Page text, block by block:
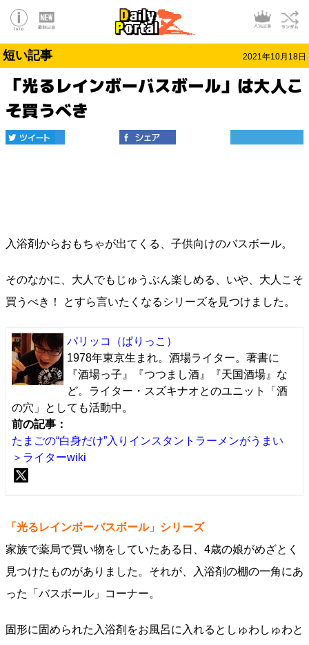
短い記事 2021年10月18日
「光るレインボーバスボール」は大人こ
そ買うべき
入浴剤からおもちゃが出てくる、子供向けのバスボール。
そのなかに、大人でもじゅうぶん楽しめる、いや、大人こそ
買うべき！ とすら言いたくなるシリーズを見つけました。
パリッコ
（ぱりっこ）
1978年東京生まれ。酒場ライター。著書に
『酒場っ子』『つつまし酒』『天国酒場』な
ど。ライター・スズキナオとのユニット「酒
の穴」としても活動中。
前の記事：
たまごの“白身だけ”入りインスタントラーメンがうまい
＞ライターwiki
「光るレインボーバスボール」シリーズ
家族で薬局で買い物をしていたある日、4歳の娘がめざとく
見つけたものがありました。それが、入浴剤の棚の一角にあ
った「バスボール」コーナー。
固形に固められた入浴剤をお風呂に入れるとしゅわしゅわと